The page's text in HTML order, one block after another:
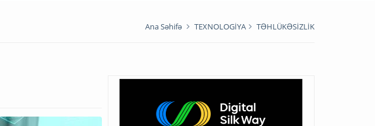
Ana Səhifə TEXNOLOGİYA TƏHLÜKƏSİZLİK